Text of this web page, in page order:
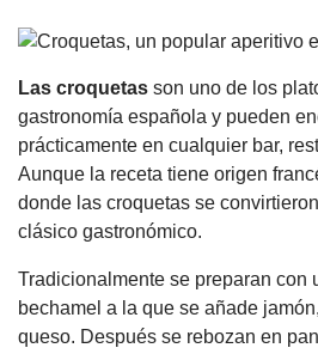
Las croquetas son uno de los
gastronomía española y pueden
prácticamente en cualquier bar,
Aunque la receta tiene origen
donde las croquetas se
clásico gastronómico.
Tradicionalmente se preparan con
bechamel a la que se añade
queso. Después se rebozan en